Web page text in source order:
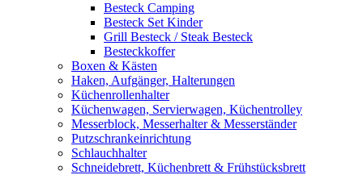
Besteck Camping
Besteck Set Kinder
Grill Besteck / Steak Besteck
Besteckkoffer
Boxen & Kästen
Haken, Aufgänger, Halterungen
Küchenrollenhalter
Küchenwagen, Servierwagen, Küchentrolley
Messerblock, Messerhalter & Messerständer
Putzschrankeinrichtung
Schlauchhalter
Schneidebrett, Küchenbrett & Frühstücksbrett